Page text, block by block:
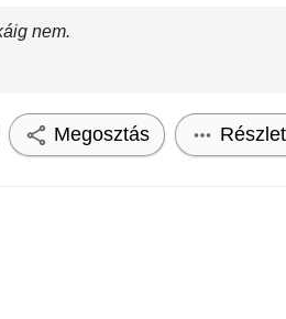
nem.
Megosztás